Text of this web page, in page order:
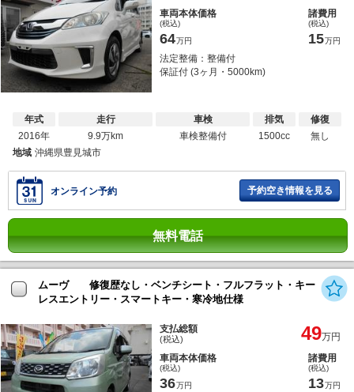
車両本体価格
(税込)
64万円
諸費用
(税込)
15万円
法定整備：整備付
保証付 (3ヶ月・5000km)
年式
2016年
走行
9.9万km
車検
車検整備付
排気
1500cc
修復
無し
地域 沖縄県豊見城市
オンライン予約 予約空き情報を見る
無料電話
ムーヴ 修復歴なし・ベンチシート・フルフラット・キー
レスエントリー・スマートキー・寒冷地仕様
支払総額
(税込) 49万円
車両本体価格
(税込)
36万円
諸費用
(税込)
13万円